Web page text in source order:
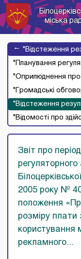
міська
→ "Відстеження
"Планування
"Оприлюднення
"Громадські
"Відстеження
"Відомості про
Звіт про
2005 року №
положення
розміру
користування
рекламного...